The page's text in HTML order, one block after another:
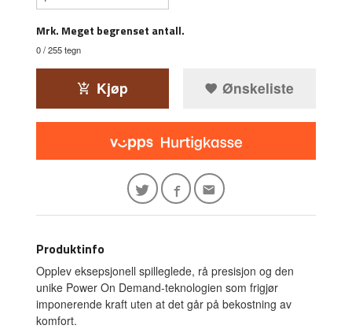
Mrk. Meget begrenset antall.
0/ 255 tegn
Kjøp Ønskeliste
Produktinfo
Opplev eksepsjonell spilleglede, rå presisjon og den
unike Power On Demand-teknologien som frigjør
imponerende kraft uten at det går på bekostning av
komfort.